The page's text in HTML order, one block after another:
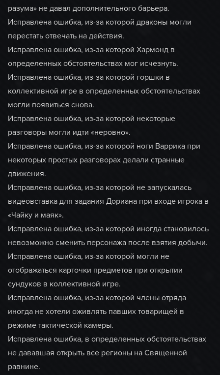
разума» не давал дополнительного барьера.
Исправлена ошибка, из-за которой драконы могли
перестать отвечать на действия.
Исправлена ошибка, из-за которой Хармонд в
определенных обстоятельствах мог исчезнуть.
Исправлена ошибка, из-за которой горшки в
коллективной игре в определенных обстоятельствах
могли появиться снова.
Исправлена ошибка, из-за которой некоторые
разговоры могли идти «неровно».
Исправлена ошибка, из-за которой ноги Варрика при
некоторых простых разговорах делали странные
движения.
Исправлена ошибка, из-за которой не запускалась
видеовставка для задания Дориана при входе игрока в
«Чайку и маяк».
Исправлена ошибка, из-за которой иногда становилось
невозможно сменить персонажа после взятия добычи.
Исправлена ошибка, из-за которой могли не
отображаться карточки предметов при открытии
сундуков в коллективной игре.
Исправлена ошибка, из-за которой члены отряда
иногда не хотели оживлять павших товарищей в
режиме тактической камеры.
Исправлена ошибка, в определенных обстоятельствах
не дававшая открыть все регионы на Священной
равнине.